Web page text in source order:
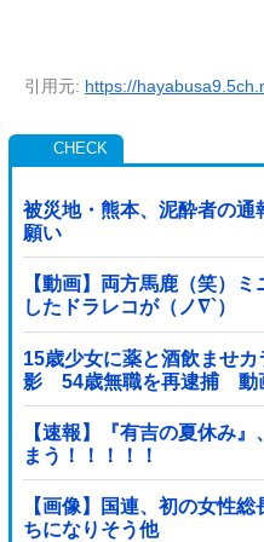
引用元: https://
被災地・熊本、泥酔者の
願い
【動画】両方馬鹿（笑）
したドラレコが（ノ∇`）
15歳少女に薬と酒飲ませ
影 54歳無職を再逮捕 動
【速報】『有吉の夏休み
まう！！！！！
【画像】国連、初の女性
ちになりそう他